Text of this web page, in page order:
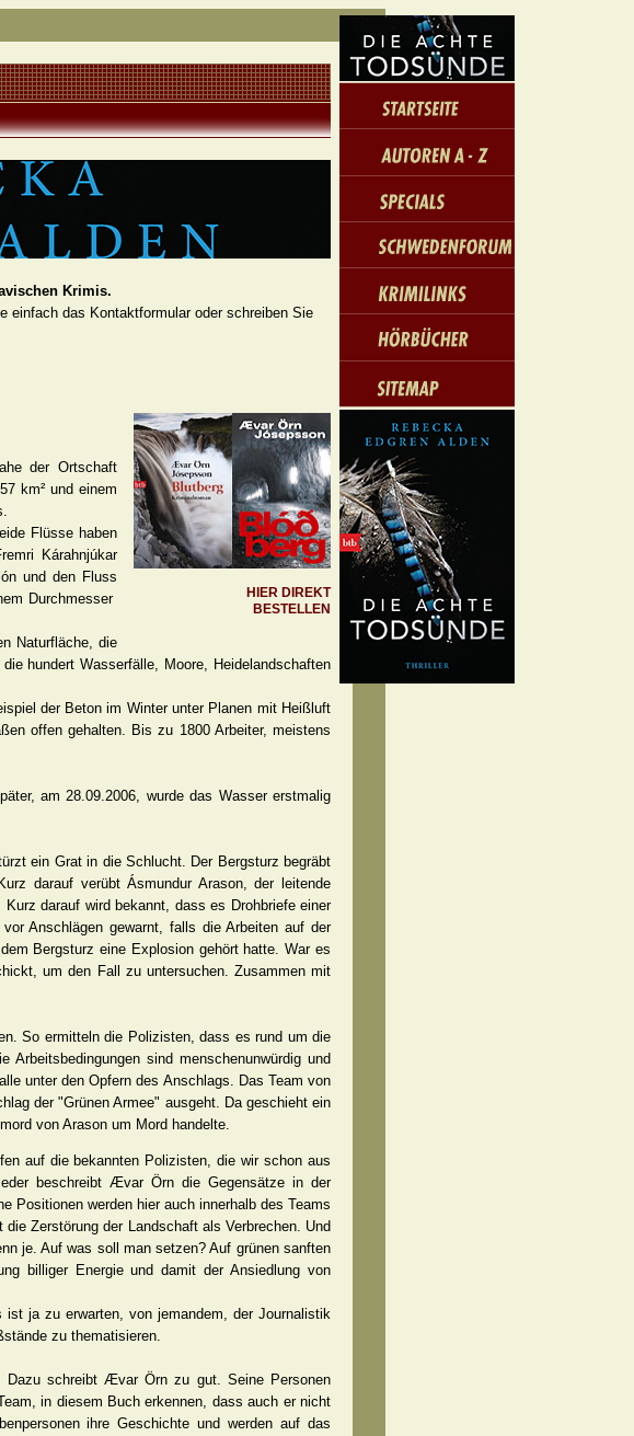
Krimis.
einfach das Kontaktformular oder schreiben Sie
HIER DIREKT
BESTELLEN
der Ortschaft
km² und einem
Flüsse haben
Kárahnjúkar
und den Fluss
Durchmesser
Naturfläche, die
hundert Wasserfälle, Moore, Heidelandschaften
der Beton im Winter unter Planen mit Heißluft
offen gehalten. Bis zu 1800 Arbeiter, meistens
am 28.09.2006, wurde das Wasser erstmalig
ein Grat in die Schlucht. Der Bergsturz begräbt
darauf verübt Ásmundur Arason, der leitende
darauf wird bekannt, dass es Drohbriefe einer
Anschlägen gewarnt, falls die Arbeiten auf der
Bergsturz eine Explosion gehört hatte. War es
um den Fall zu untersuchen. Zusammen mit
So ermitteln die Polizisten, dass es rund um die
sind menschenunwürdig und
unter den Opfern des Anschlags. Das Team von
der "Grünen Armee" ausgeht. Da geschieht ein
von Arason um Mord handelte.
auf die bekannten Polizisten, die wir schon aus
beschreibt Ævar Örn die Gegensätze in der
Positionen werden hier auch innerhalb des Teams
Zerstörung der Landschaft als Verbrechen. Und
je. Auf was soll man setzen? Auf grünen sanften
billiger Energie und damit der Ansiedlung von
ja zu erwarten, von jemandem, der Journalistik
zu thematisieren.
schreibt Ævar Örn zu gut. Seine Personen
in diesem Buch erkennen, dass auch er nicht
ihre Geschichte und werden auf das